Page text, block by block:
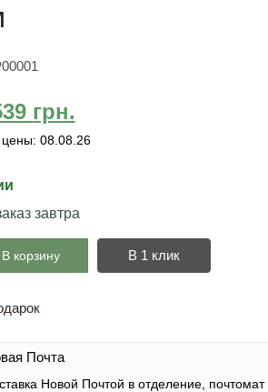
грн.
08.08.26
завтра
В корзину В 1 клик
Почта
Новой Почтой в отделение,